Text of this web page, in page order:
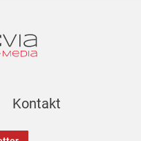
Kontakt